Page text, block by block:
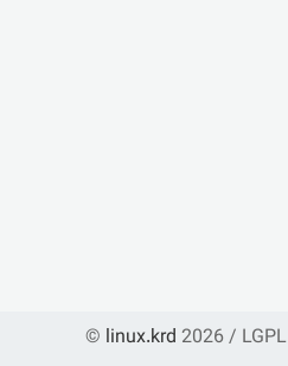
© linux.krd 2026 / LGPL